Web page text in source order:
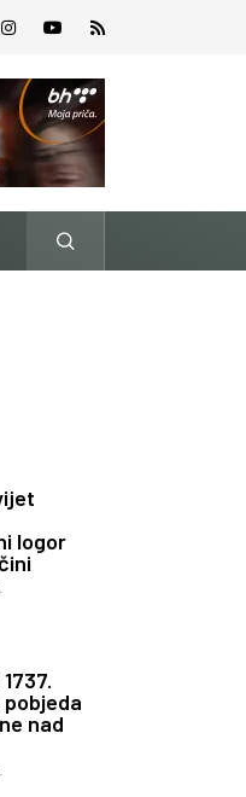
logor
nad